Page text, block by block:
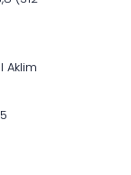
Aklim